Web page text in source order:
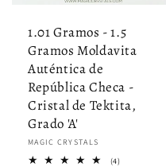
1.01 Gramos - 1.5
Gramos Moldavita
Auténtica de
República Checa -
Cristal de Tektita,
Grado 'A'
Proveedor:
MAGIC CRYSTALS
(4)4